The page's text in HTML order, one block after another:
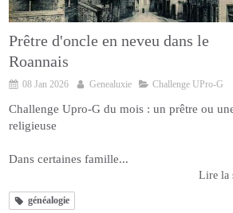
Prêtre d'oncle en neveu dans le
Roannais
08 Jan 2026 Genealuxie Challenge UPro-G
Challenge Upro-G du mois : un prêtre ou
religieuse
Dans certaines famille...
Lire la
généalogie